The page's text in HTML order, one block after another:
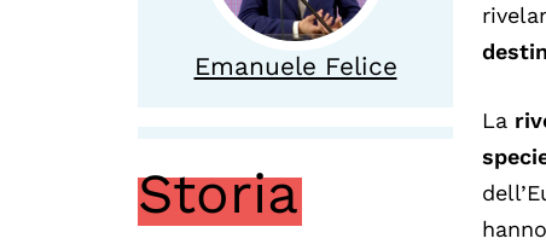
Emanuele Felice
Storia
La